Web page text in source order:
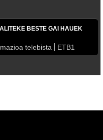
BESTE GAI HAUEK
telebista ETB1